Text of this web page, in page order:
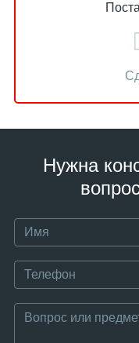
Нужна